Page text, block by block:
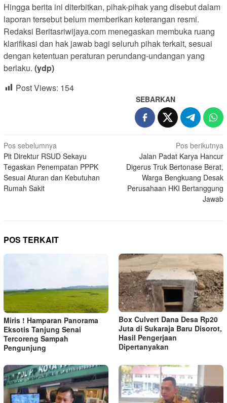
Hingga berita ini diterbitkan, pihak-pihak yang disebut dalam
laporan tersebut belum memberikan keterangan resmi.
Redaksi Beritasriwijaya.com menegaskan membuka ruang
klarifikasi dan hak jawab bagi seluruh pihak terkait, sesuai
dengan ketentuan peraturan perundang-undangan yang
berlaku. (ydp)
Post Views: 154
SEBARKAN
Navigasi
pos
Pos sebelumnya
Plt Direktur RSUD Sekayu
Tegaskan Penempatan PPPK
Sesuai Aturan dan Kebutuhan
Rumah Sakit
Pos berikutnya
Jalan Padat Karya Hancur
Digerus Truk Bertonase Berat,
Warga Bengkuang Desak
Perusahaan HKI Bertanggung
Jawab
POS TERKAIT
Miris ! Hamparan Panorama
Eksotis Tanjung Senai
Tercoreng Sampah
Pengunjung
Box Culvert Dana Desa Rp20
Juta di Sukaraja Baru Disorot,
Hasil Pengerjaan
Dipertanyakan